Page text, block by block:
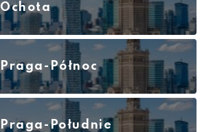
Ochota
Praga-Północ
Praga-Południe